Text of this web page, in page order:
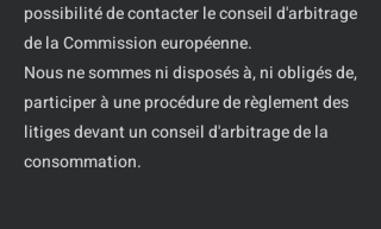
possibilité de contacter le conseil d'arbitrage
de la Commission européenne.
Nous ne sommes ni disposés à, ni obligés de,
participer à une procédure de règlement des
litiges devant un conseil d'arbitrage de la
consommation.